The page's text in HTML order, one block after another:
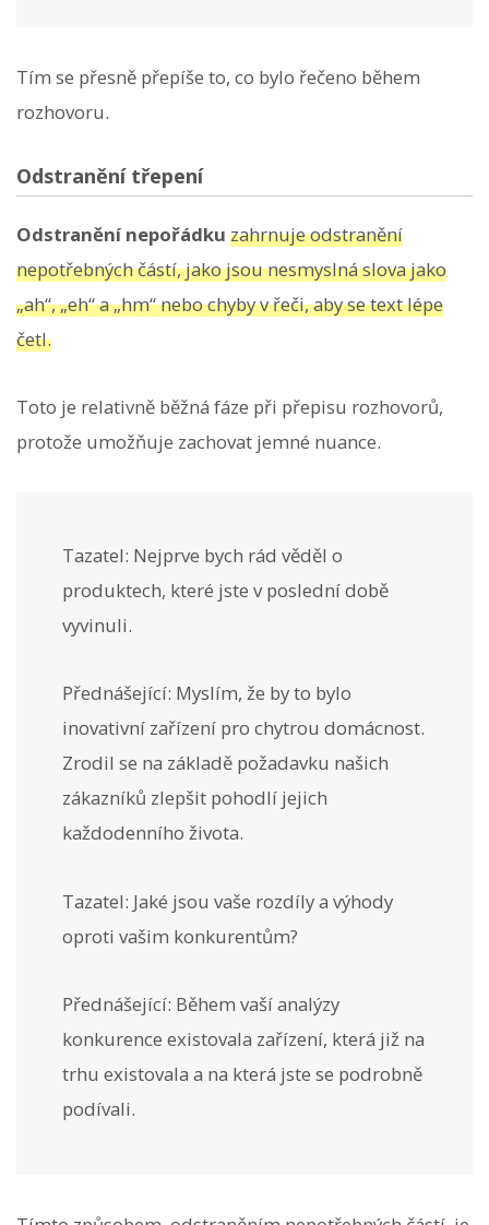
Tím se přesně přepíše to, co bylo řečeno během
rozhovoru.
Odstranění třepení
Odstranění nepořádku zahrnuje odstranění
nepotřebných částí, jako jsou nesmyslná slova jako
„ah“, „eh“ a „hm“ nebo chyby v řeči, aby se text lépe
četl.
Toto je relativně běžná fáze při přepisu rozhovorů,
protože umožňuje zachovat jemné nuance.
Tazatel: Nejprve bych rád věděl o
produktech, které jste v poslední době
vyvinuli.
Přednášející: Myslím, že by to bylo
inovativní zařízení pro chytrou domácnost.
Zrodil se na základě požadavku našich
zákazníků zlepšit pohodlí jejich
každodenního života.
Tazatel: Jaké jsou vaše rozdíly a výhody
oproti vašim konkurentům?
Přednášející: Během vaší analýzy
konkurence existovala zařízení, která již na
trhu existovala a na která jste se podrobně
podívali.